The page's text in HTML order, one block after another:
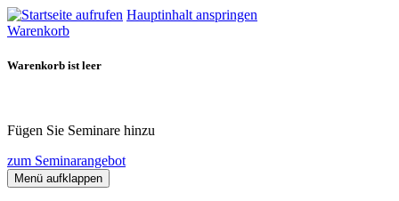
Hauptinhalt anspringen
Warenkorb
Warenkorb ist leer
Fügen Sie Seminare hinzu
zum Seminarangebot
Menü aufklappen